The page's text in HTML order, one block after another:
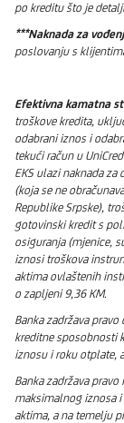
po kreditu što je
***Naknada za
poslovanju s
Efektivna kamatna
troškove kredita,
odabrani iznos i
tekući račun u
EKS ulazi naknada za
(koja se ne
Republike Srpske),
gotovinski kredit s
osiguranja (mjenice,
iznosi troškova
aktima ovlaštenih
o zapljeni 9,36 KM.
Banka zadržava
kreditne sposobnosti
iznosu i roku otplate,
Banka zadržava
maksimalnog iznosa
aktima, a na temelju